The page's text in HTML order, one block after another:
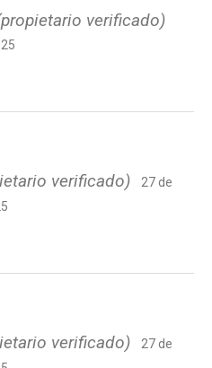
verificado)
verificado)
27 de
verificado)
27 de